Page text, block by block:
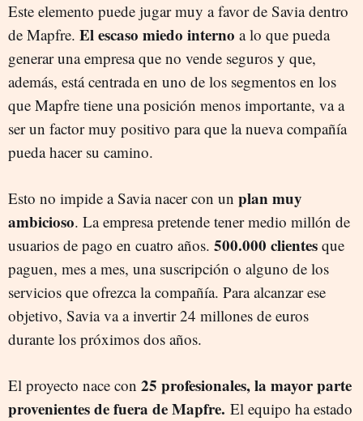
Este elemento puede jugar muy a favor de Savia dentro
de Mapfre. El escaso miedo interno a lo que pueda
generar una empresa que no vende seguros y que,
además, está centrada en uno de los segmentos en los
que Mapfre tiene una posición menos importante, va a
ser un factor muy positivo para que la nueva compañía
pueda hacer su camino.
Esto no impide a Savia nacer con un plan muy
ambicioso. La empresa pretende tener medio millón de
usuarios de pago en cuatro años. 500.000 clientes que
paguen, mes a mes, una suscripción o alguno de los
servicios que ofrezca la compañía. Para alcanzar ese
objetivo, Savia va a invertir 24 millones de euros
durante los próximos dos años.
El proyecto nace con 25 profesionales, la mayor parte
provenientes de fuera de Mapfre. El equipo ha estado